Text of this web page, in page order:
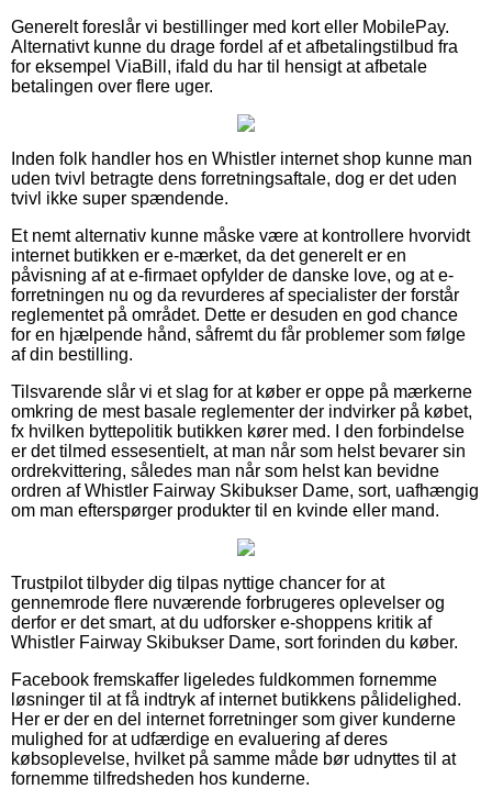
Generelt foreslår vi bestillinger med kort eller MobilePay.
Alternativt kunne du drage fordel af et afbetalingstilbud fra
for eksempel ViaBill, ifald du har til hensigt at afbetale
betalingen over flere uger.
Inden folk handler hos en Whistler internet shop kunne man
uden tvivl betragte dens forretningsaftale, dog er det uden
tvivl ikke super spændende.
Et nemt alternativ kunne måske være at kontrollere hvorvidt
internet butikken er e-mærket, da det generelt er en
påvisning af at e-firmaet opfylder de danske love, og at e-
forretningen nu og da revurderes af specialister der forstår
reglementet på området. Dette er desuden en god chance
for en hjælpende hånd, såfremt du får problemer som følge
af din bestilling.
Tilsvarende slår vi et slag for at køber er oppe på mærkerne
omkring de mest basale reglementer der indvirker på købet,
fx hvilken byttepolitik butikken kører med. I den forbindelse
er det tilmed essesentielt, at man når som helst bevarer sin
ordrekvittering, således man når som helst kan bevidne
ordren af Whistler Fairway Skibukser Dame, sort, uafhængig
om man efterspørger produkter til en kvinde eller mand.
Trustpilot tilbyder dig tilpas nyttige chancer for at
gennemrode flere nuværende forbrugeres oplevelser og
derfor er det smart, at du udforsker e-shoppens kritik af
Whistler Fairway Skibukser Dame, sort forinden du køber.
Facebook fremskaffer ligeledes fuldkommen fornemme
løsninger til at få indtryk af internet butikkens pålidelighed.
Her er der en del internet forretninger som giver kunderne
mulighed for at udfærdige en evaluering af deres
købsoplevelse, hvilket på samme måde bør udnyttes til at
fornemme tilfredsheden hos kunderne.